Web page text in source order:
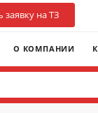
на ТЗ
О КОМПАНИИ